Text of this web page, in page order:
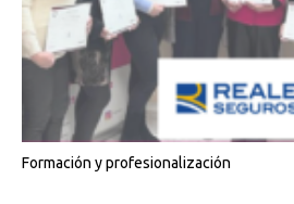
Formación y profesionalización